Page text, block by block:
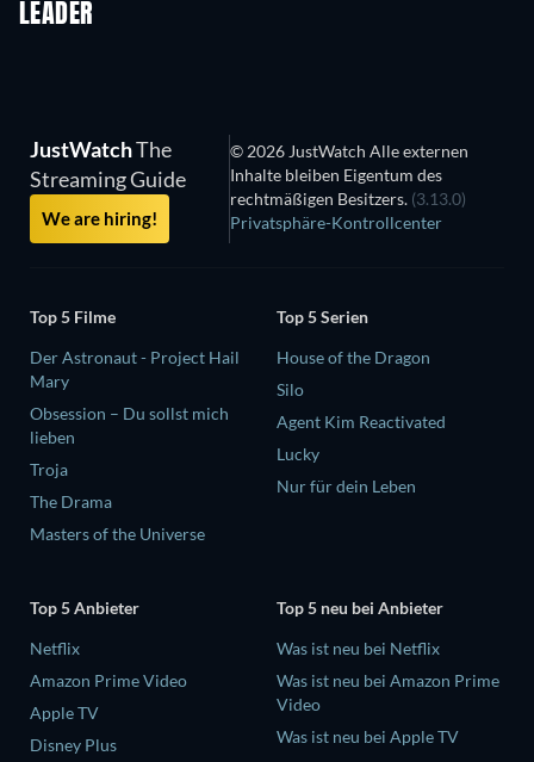
LEADER
JustWatchThe
Streaming Guide
We are hiring!
© 2026 JustWatch Alle externen
Inhalte bleiben Eigentum des
rechtmäßigen Besitzers. (3.13.0)
Privatsphäre-Kontrollcenter
Top 5 Filme
Der Astronaut - Project Hail
Mary
Obsession – Du sollst mich
lieben
Troja
The Drama
Masters of the Universe
Top 5 Serien
House of the Dragon
Silo
Agent Kim Reactivated
Lucky
Nur für dein Leben
Top 5 Anbieter
Netflix
Amazon Prime Video
Apple TV
Disney Plus
Top 5 neu bei Anbieter
Was ist neu bei Netflix
Was ist neu bei Amazon Prime
Video
Was ist neu bei Apple TV